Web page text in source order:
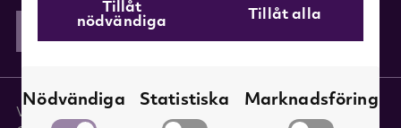
Tillåt
nödvändiga
Tillåt alla
Nödvändiga Statistiska Marknadsföring
Villkor